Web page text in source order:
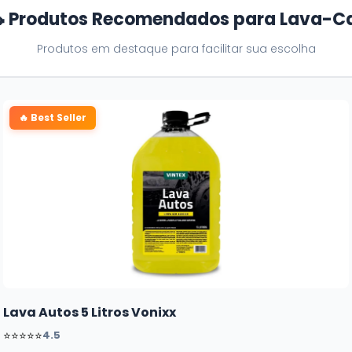
Produtos Recomendados para Lava-
Produtos em destaque para facilitar sua escolha
🔥 Best Seller
Lava Autos 5 Litros Vonixx
⭐⭐⭐⭐⭐4.5